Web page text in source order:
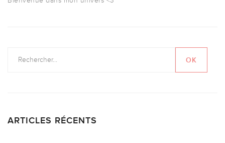
ARTICLES RÉCENTS